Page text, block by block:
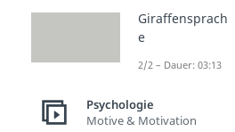
nicht nur auf
sondern
Freundschaften
Giraffensprach
e
2/2 – Dauer: 03:13
Psychologie
Motive & Motivation